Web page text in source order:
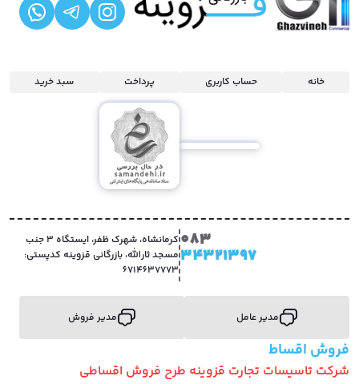
خانه حساب کاربری پرداخت سبد خرید
083
34321397
کرمانشاه، شهرک ظفر، ایستگاه 3 جنب
مسجد ثارالله، بازرگانی قزوینه کدپستی:
6714637773
مدیر عامل مدیر فروش
فروش اقساط
شرکت تاسیسات تجارت قزوینه طرح فروش اقساطی